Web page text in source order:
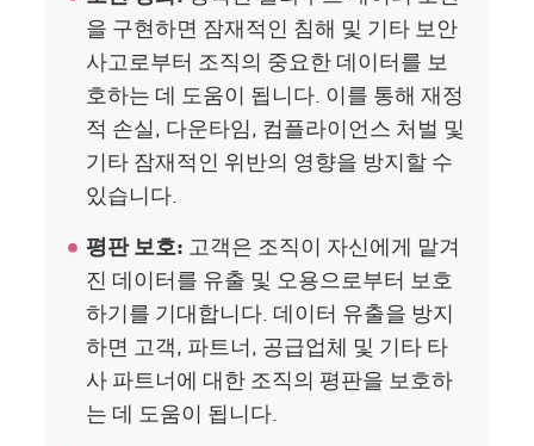
을 구현하면 잠재적인 침해 및 기타 보안
사고로부터 조직의 중요한 데이터를 보
호하는 데 도움이 됩니다. 이를 통해 재정
적 손실, 다운타임, 컴플라이언스 처벌 및
기타 잠재적인 위반의 영향을 방지할 수
있습니다.
평판 보호: 고객은 조직이 자신에게 맡겨
진 데이터를 유출 및 오용으로부터 보호
하기를 기대합니다. 데이터 유출을 방지
하면 고객, 파트너, 공급업체 및 기타 타
사 파트너에 대한 조직의 평판을 보호하
는 데 도움이 됩니다.